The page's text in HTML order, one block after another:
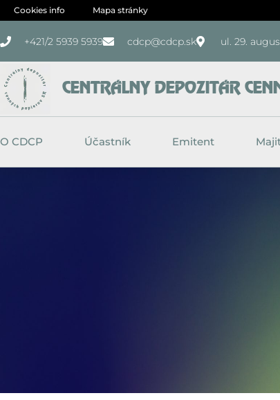
Preskočiť
obsah
Cookies info Mapa stránky
+421/2 5939 5939 cdcp@cdcp.sk ul. 29.
CENTRÁLNY DEPOZITÁR
O CDCP Účastník Emitent